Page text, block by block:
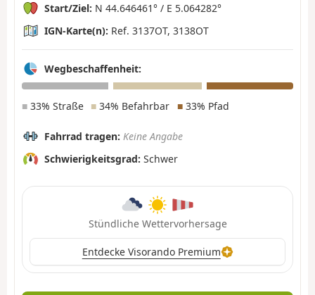
Start/Ziel: N 44.646461° / E 5.064282°
IGN-Karte(n): Ref. 3137OT, 3138OT
Wegbeschaffenheit:
■ 33% Straße ■ 34% Befahrbar ■33% Pfad
Fahrrad tragen: Keine Angabe
Schwierigkeitsgrad: Schwer
Stündliche Wettervorhersage
Entdecke Visorando Premium